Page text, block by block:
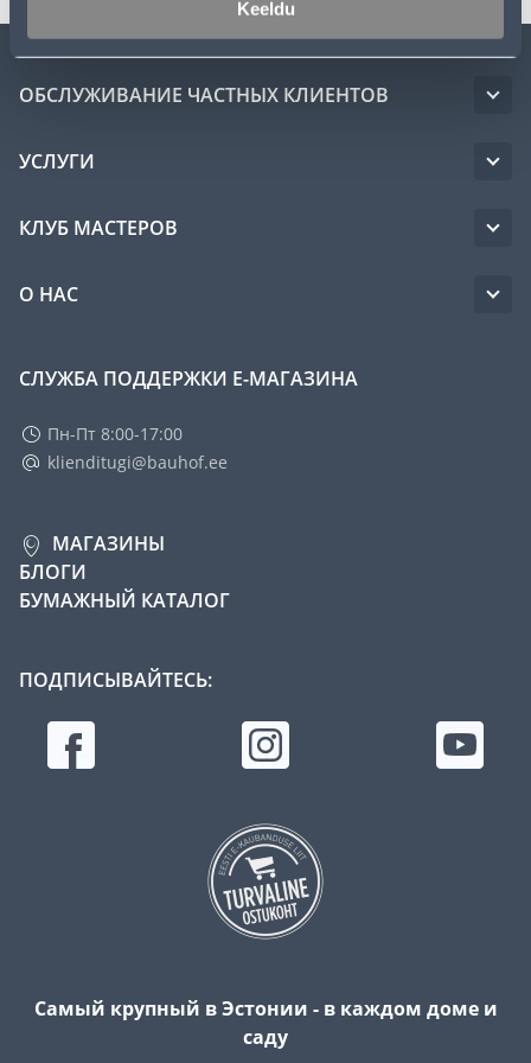
Keeldu
ОБСЛУЖИВАНИЕ ЧАСТНЫХ КЛИЕНТОВ
УСЛУГИ
КЛУБ МАСТЕРОВ
О НАС
СЛУЖБА ПОДДЕРЖКИ Е-МАГАЗИНА
Пн-Пт 8:00-17:00
klienditugi@bauhof.ee
МАГАЗИНЫ
БЛОГИ
БУМАЖНЫЙ КАТАЛОГ
ПОДПИСЫВАЙТЕСЬ:
Самый крупный в Эстонии - в каждом доме и
саду